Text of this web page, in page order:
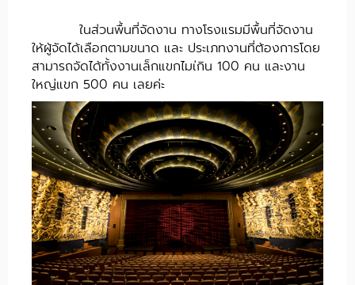
ในส่วนพื้นที่จัดงาน ทางโรงแรมมีพื้นที่จัดงาน
ให้ผู้จัดได้เลือกตามขนาด และ ประเภทงานที่ต้องการโดย
สามารถจัดได้ทั้งงานเล็กแขกไมเ่กิน 100 คน และงาน
ใหญ่แขก 500 คน เลยค่ะ